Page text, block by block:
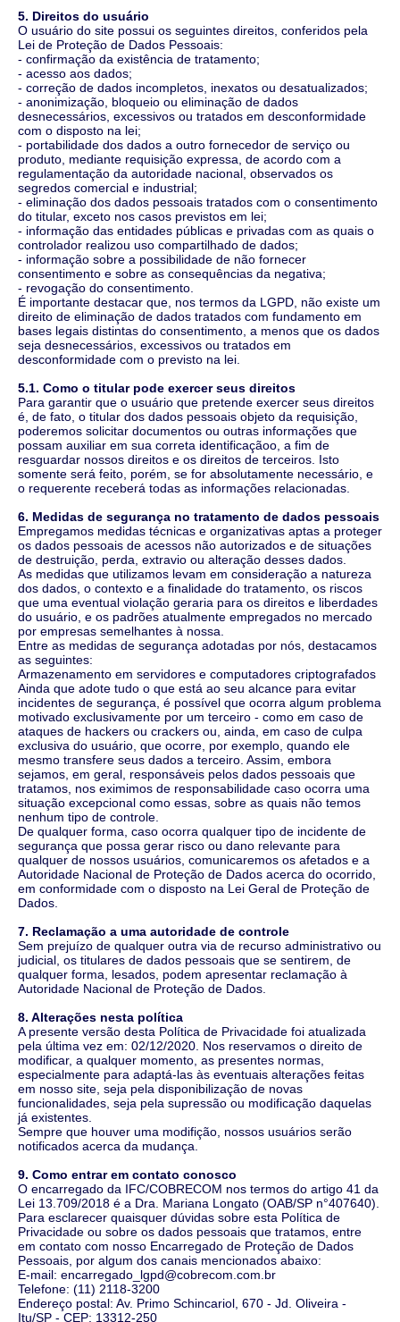
5. Direitos do usuário
O usuário do site possui os seguintes direitos, conferidos pela
Lei de Proteção de Dados Pessoais:
- confirmação da existência de tratamento;
- acesso aos dados;
- correção de dados incompletos, inexatos ou desatualizados;
- anonimização, bloqueio ou eliminação de dados
desnecessários, excessivos ou tratados em desconformidade
com o disposto na lei;
- portabilidade dos dados a outro fornecedor de serviço ou
produto, mediante requisição expressa, de acordo com a
regulamentação da autoridade nacional, observados os
segredos comercial e industrial;
- eliminação dos dados pessoais tratados com o consentimento
do titular, exceto nos casos previstos em lei;
- informação das entidades públicas e privadas com as quais o
controlador realizou uso compartilhado de dados;
- informação sobre a possibilidade de não fornecer
consentimento e sobre as consequências da negativa;
- revogação do consentimento.
É importante destacar que, nos termos da LGPD, não existe um
direito de eliminação de dados tratados com fundamento em
bases legais distintas do consentimento, a menos que os dados
seja desnecessários, excessivos ou tratados em
desconformidade com o previsto na lei.
5.1. Como o titular pode exercer seus direitos
Para garantir que o usuário que pretende exercer seus direitos
é, de fato, o titular dos dados pessoais objeto da requisição,
poderemos solicitar documentos ou outras informações que
possam auxiliar em sua correta identificaçãoo, a fim de
resguardar nossos direitos e os direitos de terceiros. Isto
somente será feito, porém, se for absolutamente necessário, e
o requerente receberá todas as informações relacionadas.
6. Medidas de segurança no tratamento de dados pessoais
Empregamos medidas técnicas e organizativas aptas a proteger
os dados pessoais de acessos não autorizados e de situações
de destruição, perda, extravio ou alteração desses dados.
As medidas que utilizamos levam em consideração a natureza
dos dados, o contexto e a finalidade do tratamento, os riscos
que uma eventual violação geraria para os direitos e liberdades
do usuário, e os padrões atualmente empregados no mercado
por empresas semelhantes à nossa.
Entre as medidas de segurança adotadas por nós, destacamos
as seguintes:
Armazenamento em servidores e computadores criptografados
Ainda que adote tudo o que está ao seu alcance para evitar
incidentes de segurança, é possível que ocorra algum problema
motivado exclusivamente por um terceiro - como em caso de
ataques de hackers ou crackers ou, ainda, em caso de culpa
exclusiva do usuário, que ocorre, por exemplo, quando ele
mesmo transfere seus dados a terceiro. Assim, embora
sejamos, em geral, responsáveis pelos dados pessoais que
tratamos, nos eximimos de responsabilidade caso ocorra uma
situação excepcional como essas, sobre as quais não temos
nenhum tipo de controle.
De qualquer forma, caso ocorra qualquer tipo de incidente de
segurança que possa gerar risco ou dano relevante para
qualquer de nossos usuários, comunicaremos os afetados e a
Autoridade Nacional de Proteção de Dados acerca do ocorrido,
em conformidade com o disposto na Lei Geral de Proteção de
Dados.
7. Reclamação a uma autoridade de controle
Sem prejuízo de qualquer outra via de recurso administrativo ou
judicial, os titulares de dados pessoais que se sentirem, de
qualquer forma, lesados, podem apresentar reclamação à
Autoridade Nacional de Proteção de Dados.
8. Alterações nesta política
A presente versão desta Política de Privacidade foi atualizada
pela última vez em: 02/12/2020. Nos reservamos o direito de
modificar, a qualquer momento, as presentes normas,
especialmente para adaptá-las às eventuais alterações feitas
em nosso site, seja pela disponibilização de novas
funcionalidades, seja pela supressão ou modificação daquelas
já existentes.
Sempre que houver uma modifição, nossos usuários serão
notificados acerca da mudança.
9. Como entrar em contato conosco
O encarregado da IFC/COBRECOM nos termos do artigo 41 da
Lei 13.709/2018 é a Dra. Mariana Longato (OAB/SP n°407640).
Para esclarecer quaisquer dúvidas sobre esta Política de
Privacidade ou sobre os dados pessoais que tratamos, entre
em contato com nosso Encarregado de Proteção de Dados
Pessoais, por algum dos canais mencionados abaixo:
E-mail: encarregado_lgpd@cobrecom.com.br
Telefone: (11) 2118-3200
Endereço postal: Av. Primo Schincariol, 670 - Jd. Oliveira -
Itu/SP - CEP: 13312-250